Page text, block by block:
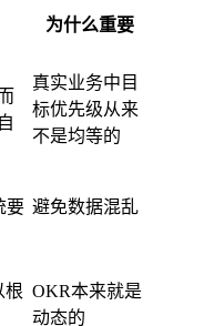
为什么重要
真实业务中目
标优先级从来
不是均等的
要 避免数据混乱
根 OKR本来就是
动态的